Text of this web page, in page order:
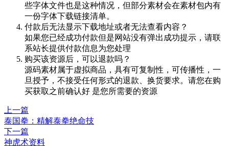
些字体文件也是这种情况，但部分素材会在素材包内有
一份字体下载链接清单。
付款后无法显示下载地址或者无法查看内容？
如果您已经成功付款但是网站没有弹出成功提示，请联
系站长提供付款信息为您处理
购买该资源后，可以退款吗？
源码素材属于虚拟商品，具有可复制性，可传播性，一
旦授予，不接受任何形式的退款、换货要求。请您在购
买获取之前确认好 是您所需要的资源
上一篇
泰国拳：精解泰拳绝命技
下一篇
神虎术资料